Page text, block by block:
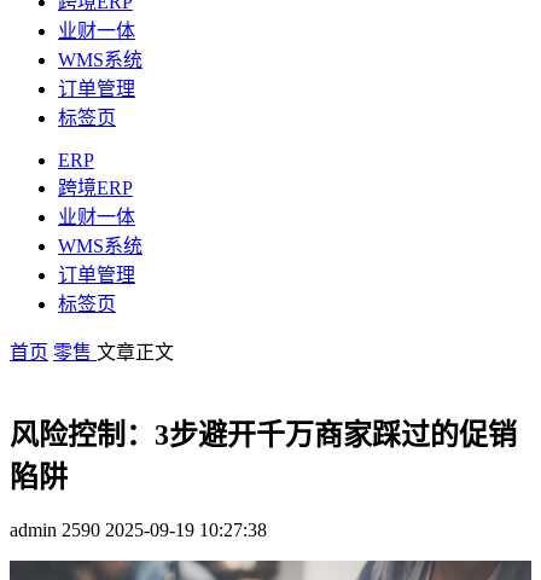
业财一体
WMS系统
订单管理
标签页
ERP
跨境ERP
业财一体
WMS系统
订单管理
标签页
首页 零售 文章正文
风险控制：3步避开千万商家踩过的促销
陷阱
admin 2590 2025-09-19 10:27:38